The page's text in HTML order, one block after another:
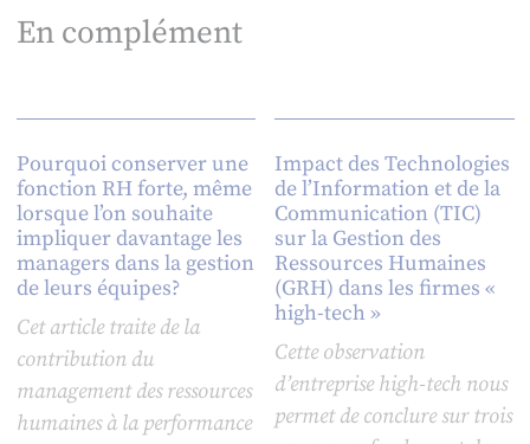
En complément
Pourquoi conserver une
fonction RH forte, même
lorsque l’on souhaite
impliquer davantage les
managers dans la gestion
de leurs équipes?
Cet article traite de la
contribution du
management des ressources
humaines à la performance
Impact des Technologies
de l’Information et de la
Communication (TIC)
sur la Gestion des
Ressources Humaines
(GRH) dans les firmes «
high-tech »
Cette observation
d’entreprise high-tech nous
permet de conclure sur trois